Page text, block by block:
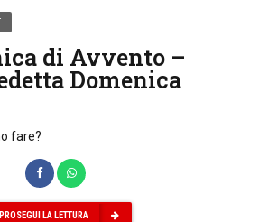
di Avvento –
Domenica
fare?
PROSEGUI LA LETTURA